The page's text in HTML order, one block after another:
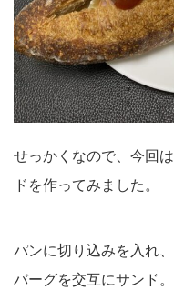
せっかくなので、今回
ドを作ってみました。
パンに切り込みを入れ
バーグを交互にサンド